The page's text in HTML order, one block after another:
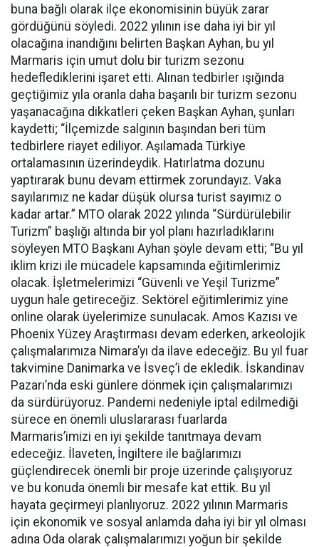
buna bağlı olarak ilçe ekonomisinin büyük zarar
gördüğünü söyledi. 2022 yılının ise daha iyi bir yıl
olacağına inandığını belirten Başkan Ayhan, bu yıl
Marmaris için umut dolu bir turizm sezonu
hedeflediklerini işaret etti. Alınan tedbirler ışığında
geçtiğimiz yıla oranla daha başarılı bir turizm sezonu
yaşanacağına dikkatleri çeken Başkan Ayhan, şunları
kaydetti; “İlçemizde salgının başından beri tüm
tedbirlere riayet ediliyor. Aşılamada Türkiye
ortalamasının üzerindeydik. Hatırlatma dozunu
yaptırarak bunu devam ettirmek zorundayız. Vaka
sayılarımız ne kadar düşük olursa turist sayımız o
kadar artar.” MTO olarak 2022 yılında “Sürdürülebilir
Turizm” başlığı altında bir yol planı hazırladıklarını
söyleyen MTO Başkanı Ayhan şöyle devam etti; “Bu yıl
iklim krizi ile mücadele kapsamında eğitimlerimiz
olacak. İşletmelerimizi “Güvenli ve Yeşil Turizme”
uygun hale getireceğiz. Sektörel eğitimlerimiz yine
online olarak üyelerimize sunulacak. Amos Kazısı ve
Phoenix Yüzey Araştırması devam ederken, arkeolojik
çalışmalarımıza Nimara’yı da ilave edeceğiz. Bu yıl fuar
takvimine Danimarka ve İsveç’i de ekledik. İskandinav
Pazarı’nda eski günlere dönmek için çalışmalarımızı
da sürdürüyoruz. Pandemi nedeniyle iptal edilmediği
sürece en önemli uluslararası fuarlarda
Marmaris’imizi en iyi şekilde tanıtmaya devam
edeceğiz. İlaveten, İngiltere ile bağlarımızı
güçlendirecek önemli bir proje üzerinde çalışıyoruz
ve bu konuda önemli bir mesafe kat ettik. Bu yıl
hayata geçirmeyi planlıyoruz. 2022 yılının Marmaris
için ekonomik ve sosyal anlamda daha iyi bir yıl olması
adına Oda olarak çalışmalarımızı yoğun bir şekilde